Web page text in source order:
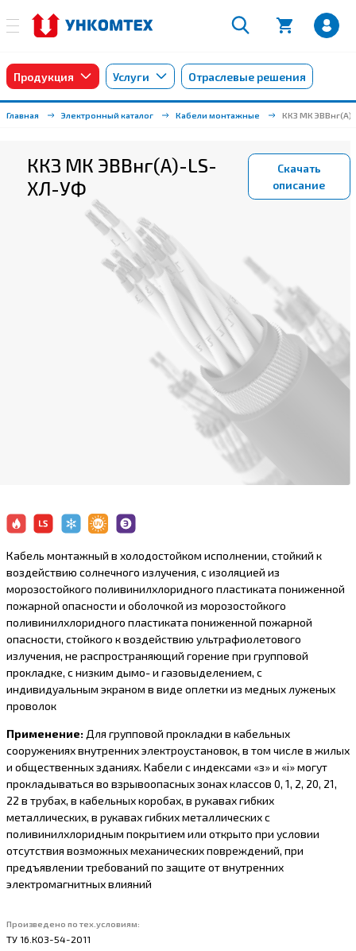
Продукция Услуги Отраслевые решения
Главная Электронный каталог Кабели монтажные ККЗ МК
ККЗ МК ЭВВнг(А)-LS-
ХЛ-УФ
Скачать
описание
Кабель монтажный в холодостойком исполнении, стойкий к
воздействию солнечного излучения, с изоляцией из
морозостойкого поливинилхлоридного пластиката пониженной
пожарной опасности и оболочкой из морозостойкого
поливинилхлоридного пластиката пониженной пожарной
опасности, стойкого к воздействию ультрафиолетового
излучения, не распространяющий горение при групповой
прокладке, с низким дымо- и газовыделением, с
индивидуальным экраном в виде оплетки из медных луженых
проволок
Применение:Для групповой прокладки в кабельных
сооружениях внутренних электроустановок, в том числе в жилых
и общественных зданиях. Кабели с индексами «з» и «i» могут
прокладываться во взрывоопасных зонах классов 0, 1, 2, 20, 21,
22 в трубах, в кабельных коробах, в рукавах гибких
металлических, в рукавах гибких металлических с
поливинилхлоридным покрытием или открыто при условии
отсутствия возможных механических повреждений, при
предъявлении требований по защите от внутренних
электромагнитных влияний
Произведено по тех.условиям:
ТУ 16.К03-54-2011